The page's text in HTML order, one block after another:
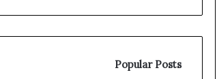
Popular Posts